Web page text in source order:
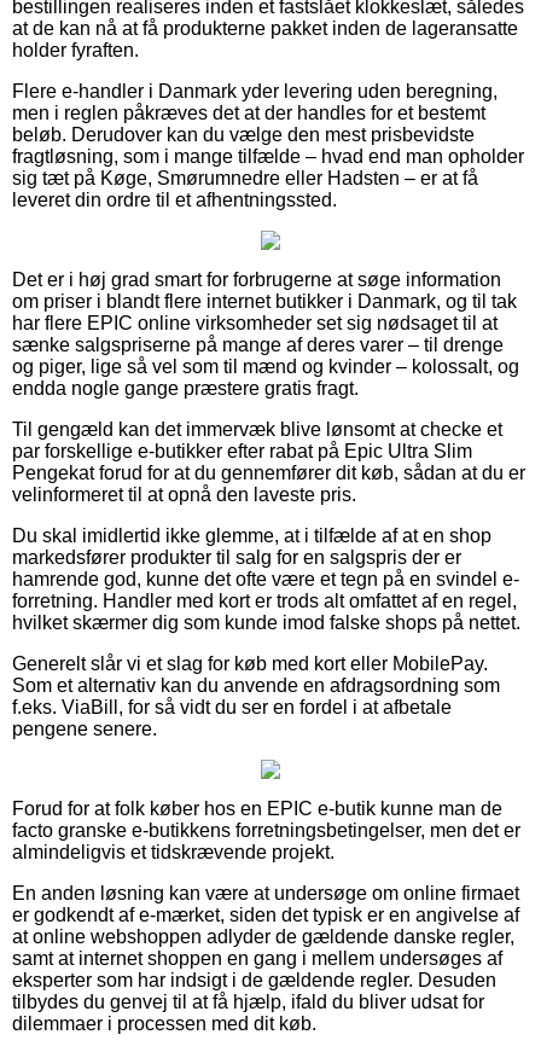
bestillingen realiseres inden et fastslået klokkeslæt, således
at de kan nå at få produkterne pakket inden de lageransatte
holder fyraften.
Flere e-handler i Danmark yder levering uden beregning,
men i reglen påkræves det at der handles for et bestemt
beløb. Derudover kan du vælge den mest prisbevidste
fragtløsning, som i mange tilfælde – hvad end man opholder
sig tæt på Køge, Smørumnedre eller Hadsten – er at få
leveret din ordre til et afhentningssted.
Det er i høj grad smart for forbrugerne at søge information
om priser i blandt flere internet butikker i Danmark, og til tak
har flere EPIC online virksomheder set sig nødsaget til at
sænke salgspriserne på mange af deres varer – til drenge
og piger, lige så vel som til mænd og kvinder – kolossalt, og
endda nogle gange præstere gratis fragt.
Til gengæld kan det immervæk blive lønsomt at checke et
par forskellige e-butikker efter rabat på Epic Ultra Slim
Pengekat forud for at du gennemfører dit køb, sådan at du er
velinformeret til at opnå den laveste pris.
Du skal imidlertid ikke glemme, at i tilfælde af at en shop
markedsfører produkter til salg for en salgspris der er
hamrende god, kunne det ofte være et tegn på en svindel e-
forretning. Handler med kort er trods alt omfattet af en regel,
hvilket skærmer dig som kunde imod falske shops på nettet.
Generelt slår vi et slag for køb med kort eller MobilePay.
Som et alternativ kan du anvende en afdragsordning som
f.eks. ViaBill, for så vidt du ser en fordel i at afbetale
pengene senere.
Forud for at folk køber hos en EPIC e-butik kunne man de
facto granske e-butikkens forretningsbetingelser, men det er
almindeligvis et tidskrævende projekt.
En anden løsning kan være at undersøge om online firmaet
er godkendt af e-mærket, siden det typisk er en angivelse af
at online webshoppen adlyder de gældende danske regler,
samt at internet shoppen en gang i mellem undersøges af
eksperter som har indsigt i de gældende regler. Desuden
tilbydes du genvej til at få hjælp, ifald du bliver udsat for
dilemmaer i processen med dit køb.